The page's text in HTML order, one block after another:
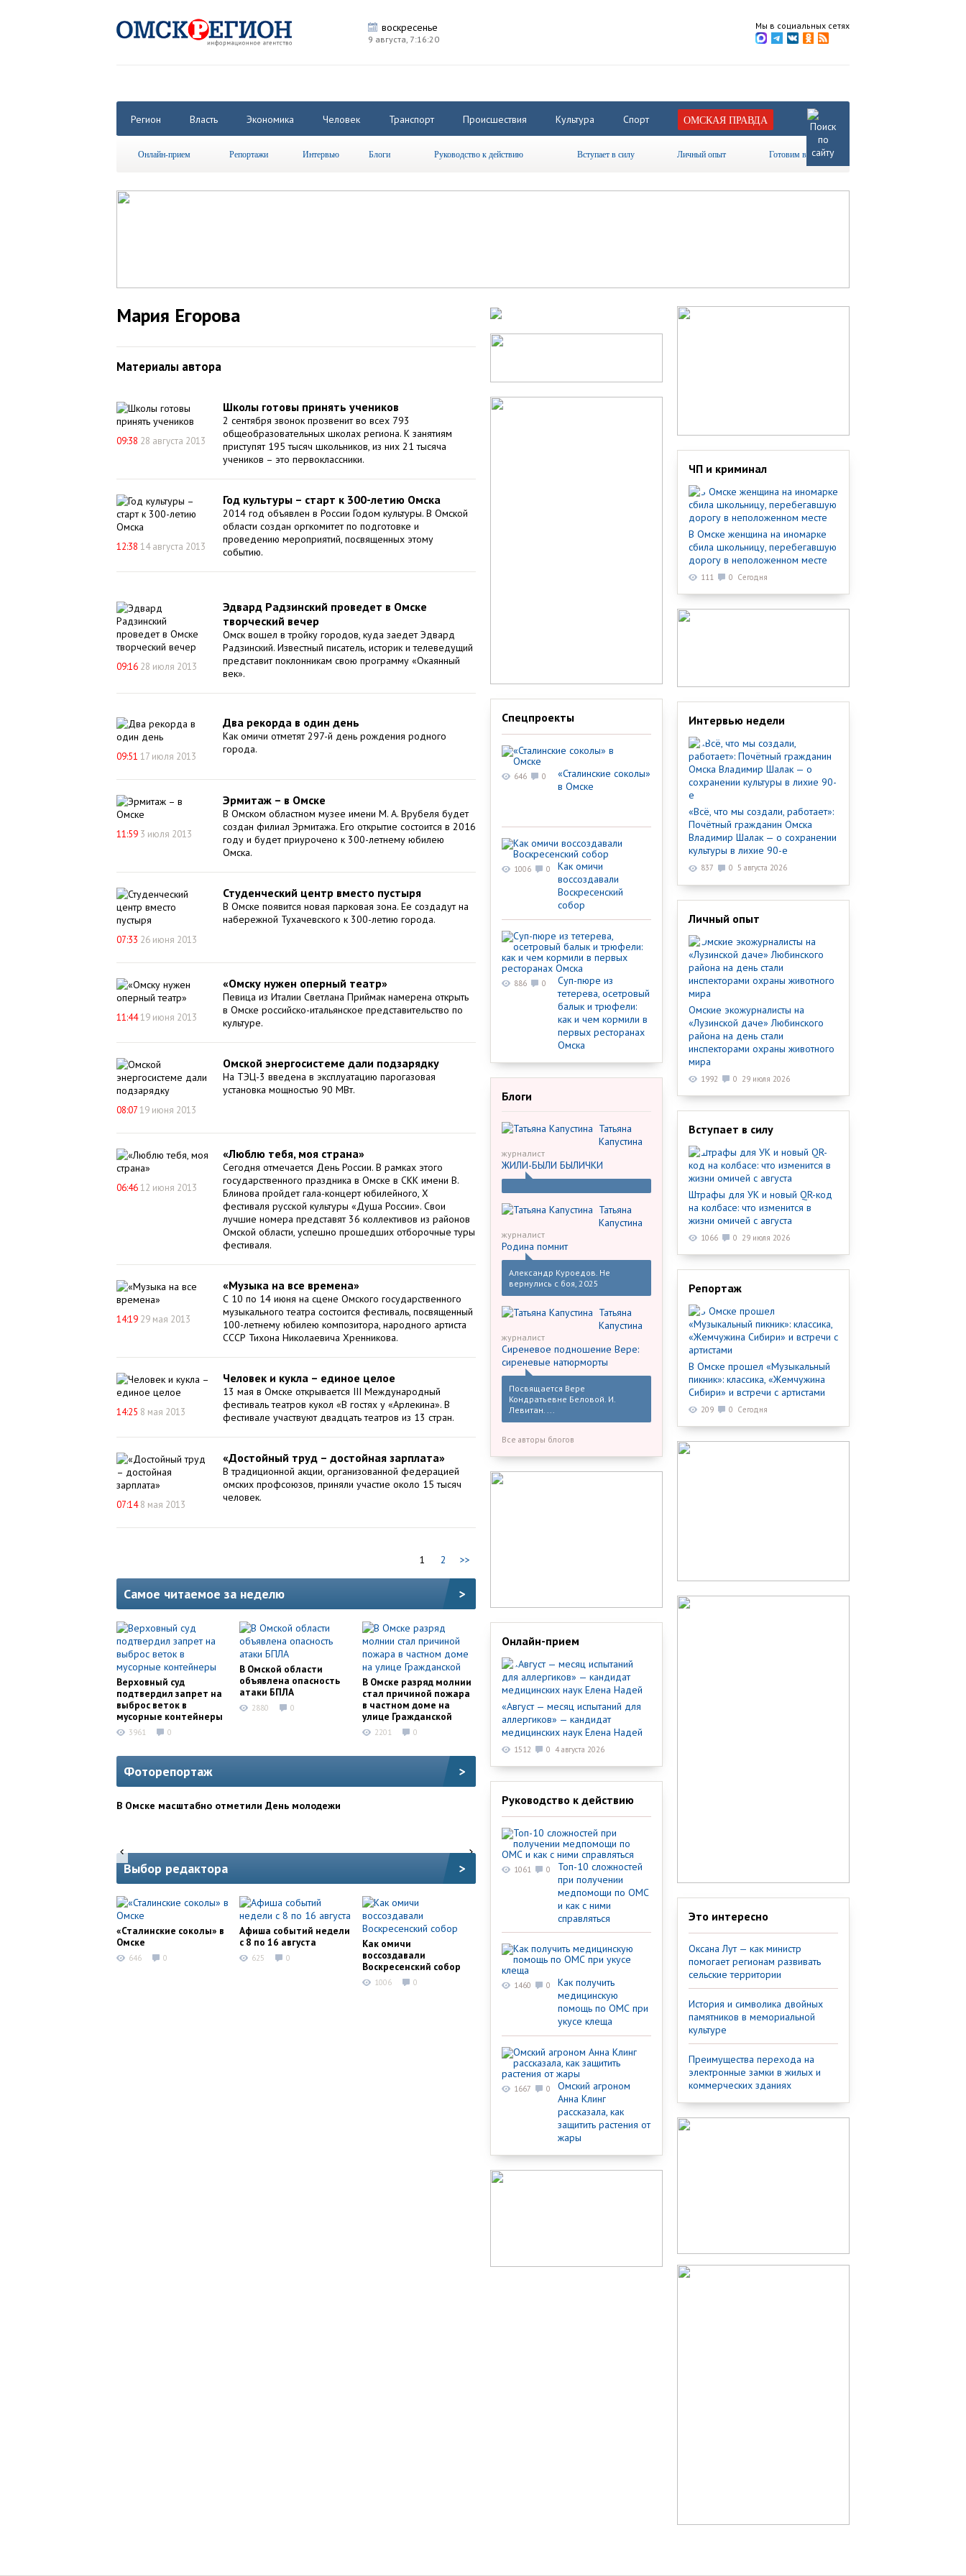
воскресенье
9 августа, 7:16:21
Мы в социальных сетях
Регион Власть Экономика Человек Транспорт Происшествия Культура Спорт ОМСКАЯ ПРАВДА
Онлайн-прием Репортажи Интервью Блоги Руководство к действию Вступает в силу Личный опыт Готовим вместе
Мария Егорова
Материалы автора
09:38 28 августа 2013
Школы готовы принять учеников
2 сентября звонок прозвенит во всех 793
общеобразовательных школах региона. К занятиям
приступят 195 тысяч школьников, из них 21 тысяча
учеников – это первоклассники.
12:38 14 августа 2013
Год культуры – старт к 300-летию Омска
2014 год объявлен в России Годом культуры. В Омской
области создан оргкомитет по подготовке и
проведению мероприятий, посвященных этому
событию.
09:16 28 июля 2013
Эдвард Радзинский проведет в Омске
творческий вечер
Омск вошел в тройку городов, куда заедет Эдвард
Радзинский. Известный писатель, историк и телеведущий
представит поклонникам свою программу «Окаянный
век».
09:51 17 июля 2013
Два рекорда в один день
Как омичи отметят 297-й день рождения родного
города.
11:59 3 июля 2013
Эрмитаж – в Омске
В Омском областном музее имени М. А. Врубеля будет
создан филиал Эрмитажа. Его открытие состоится в 2016
году и будет приурочено к 300-летнему юбилею
Омска.
07:33 26 июня 2013
Студенческий центр вместо пустыря
В Омске появится новая парковая зона. Ее создадут на
набережной Тухачевского к 300-летию города.
11:4419 июня 2013
«Омску нужен оперный театр»
Певица из Италии Светлана Приймак намерена открыть
в Омске российско-итальянское представительство по
культуре.
08:0719 июня 2013
Омской энергосистеме дали подзарядку
На ТЭЦ-3 введена в эксплуатацию парогазовая
установка мощностью 90 МВт.
06:4612 июня 2013
«Люблю тебя, моя страна»
Сегодня отмечается День России. В рамках этого
государственного праздника в Омске в СКК имени В.
Блинова пройдет гала-концерт юбилейного, X
фестиваля русской культуры «Душа России». Свои
лучшие номера представят 36 коллективов из районов
Омской области, успешно прошедших отборочные туры
фестиваля.
14:19 29 мая 2013
«Музыка на все времена»
С 10 по 14 июня на сцене Омского государственного
музыкального театра состоится фестиваль, посвященный
100-летнему юбилею композитора, народного артиста
СССР Тихона Николаевича Хренникова.
14:25 8 мая 2013
Человек и кукла – единое целое
13 мая в Омске открывается III Международный
фестиваль театров кукол «В гостях у «Арлекина». В
фестивале участвуют двадцать театров из 13 стран.
07:14 8 мая 2013
«Достойный труд – достойная зарплата»
В традиционной акции, организованной федерацией
омских профсоюзов, приняли участие около 15 тысяч
человек.
1 2 >>
Самое читаемое за неделю >
Верховный суд
подтвердил запрет на
выброс веток в
мусорные контейнеры
3961 0
В Омской области
объявлена опасность
атаки БПЛА
2880 0
В Омске разряд молнии
стал причиной пожара
в частном доме на
улице Гражданской
2201 0
Фоторепортаж >
В Омске масштабно отметили День молодежи
Выбор редактора >
«Сталинские соколы» в
Омске
646 0
Афиша событий недели
с 8 по 16 августа
625 0
Как омичи
воссоздавали
Воскресенский собор
1006 0
Спецпроекты
«Сталинские соколы»
в Омске
646 0
Как омичи
воссоздавали
Воскресенский
собор
1006 0
Суп-пюре из
тетерева, осетровый
балык и трюфели:
как и чем кормили в
первых ресторанах
Омска
886 0
Блоги
Татьяна
Капустина
журналист
ЖИЛИ-БЫЛИ БЫЛИЧКИ
Татьяна
Капустина
журналист
Родина помнит
Александр Куроедов. Не
вернулись с боя, 2025
Татьяна
Капустина
журналист
Сиреневое подношение Вере:
сиреневые натюрморты
Посвящается Вере
Кондратьевне Беловой. И.
Левитан. ...
Все авторы блогов
Онлайн-прием
«Август — месяц испытаний для
аллергиков» — кандидат
медицинских наук Елена Надей
1512 0 4 августа 2026
Руководство к действию
Топ-10 сложностей
при получении
медпомощи по ОМС
и как с ними
справляться
1061 0
Как получить
медицинскую
помощь по ОМС при
укусе клеща
1460 0
Омский агроном
Анна Клинг
рассказала, как
защитить растения от
жары
1667 0
ЧП и криминал
В Омске женщина на иномарке
сбила школьницу, перебегавшую
дорогу в неположенном месте
111 0 Сегодня
Интервью недели
«Всё, что мы создали, работает»:
Почётный гражданин Омска
Владимир Шалак — о сохранении
культуры в лихие 90-е
837 0 5 августа 2026
Личный опыт
Омские экожурналисты на
«Лузинской даче» Любинского
района на день стали
инспекторами охраны животного
мира
1992 0 29 июля 2026
Вступает в силу
Штрафы для УК и новый QR-код
на колбасе: что изменится в
жизни омичей с августа
1066 0 29 июля 2026
Репортаж
В Омске прошел «Музыкальный
пикник»: классика, «Жемчужина
Сибири» и встречи с артистами
209 0 Сегодня
Это интересно
Оксана Лут — как министр
помогает регионам развивать
сельские территории
История и символика двойных
памятников в мемориальной
культуре
Преимущества перехода на
электронные замки в жилых и
коммерческих зданиях